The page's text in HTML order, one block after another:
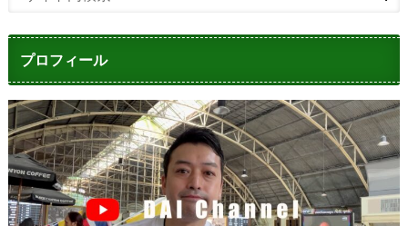
プロフィール